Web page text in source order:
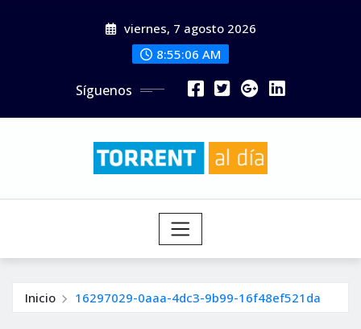
viernes, 7 agosto 2026
8:55:07 AM
Síguenos
Inicio 16297029-0aaa-4dc3-9b99-16f48ef521da